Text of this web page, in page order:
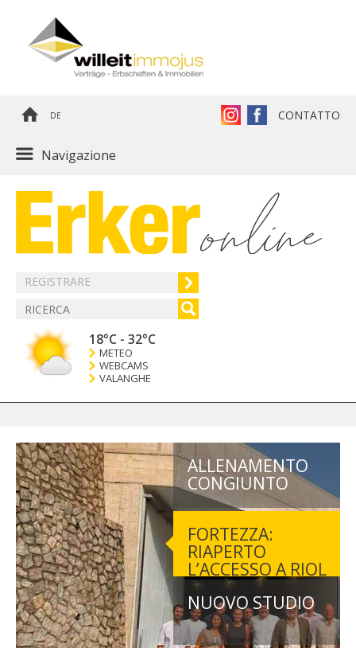
DE CONTATTO
Navigazione
REGISTRARE
18°C - 32°C
METEO
WEBCAMS
VALANGHE
ALLENAMENTO
CONGIUNTO
FORTEZZA:
RIAPERTO
L’ACCESSO A RIOL
NUOVO STUDIO